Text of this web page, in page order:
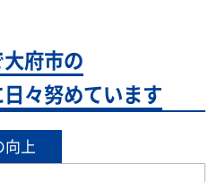
府市の
々努めています
向上